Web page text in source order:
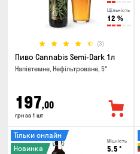
Щільність
12 %
(3)
Пиво Cannabis Semi-Dark 1л
Напівтемне, Нефільтроване, 5°
197,00
грн за 1 шт
Міцність
5.5 °
Тільки онлайн
Новинка